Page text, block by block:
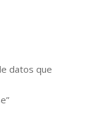
datos que